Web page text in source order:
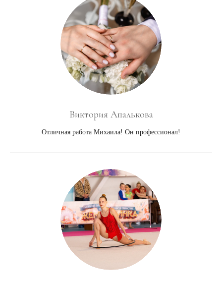
Виктория Апалькова
Отличная работа Михаила! Он профессионал!